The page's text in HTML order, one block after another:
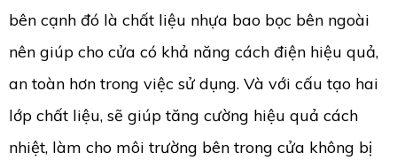
bên cạnh đó là chất liệu nhựa bao bọc bên ngoài
nên giúp cho cửa có khả năng cách điện hiệu quả,
an toàn hơn trong việc sử dụng. Và với cấu tạo hai
lớp chất liệu, sẽ giúp tăng cường hiệu quả cách
nhiệt, làm cho môi trường bên trong cửa không bị